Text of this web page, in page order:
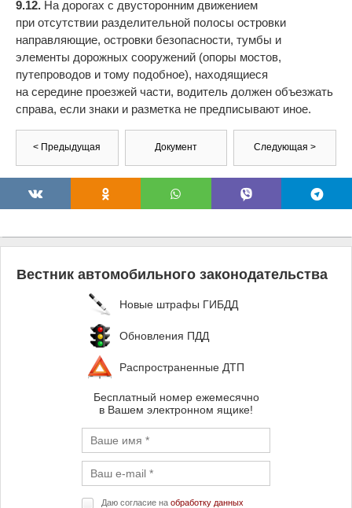
9.12. На дорогах с двусторонним движением
при отсутствии разделительной полосы островки
направляющие, островки безопасности, тумбы и
элементы дорожных сооружений (опоры мостов,
путепроводов и тому подобное), находящиеся
на середине проезжей части, водитель должен объезжать
справа, если знаки и разметка не предписывают иное.
< Предыдущая Документ Следующая >
Вестник автомобильного законодательства
Новые штрафы ГИБДД
Обновления ПДД
Распространенные ДТП
Бесплатный номер ежемесячно
в Вашем электронном ящике!
Даю согласие на обработку данных